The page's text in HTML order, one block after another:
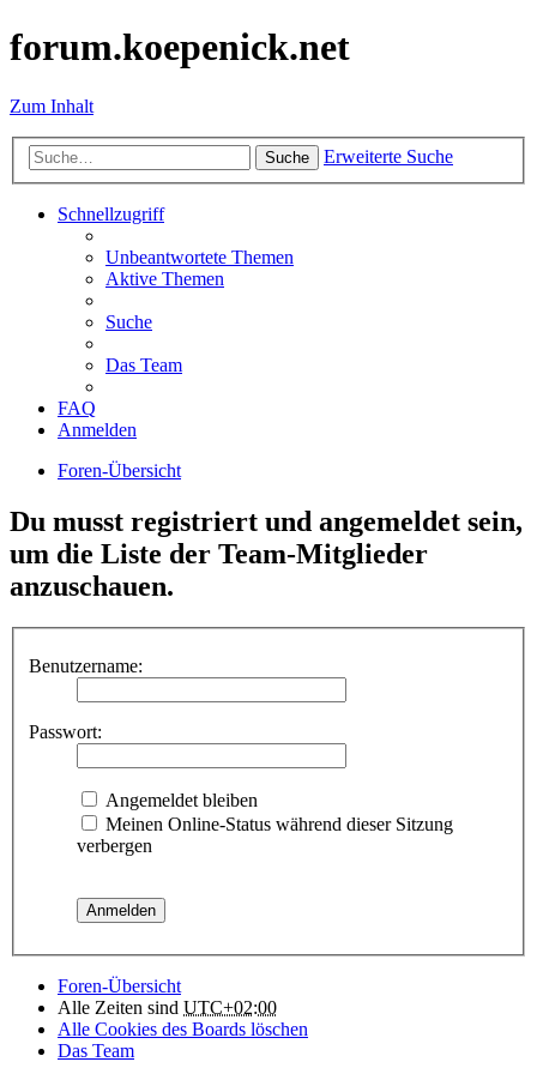
forum.koepenick.net
Zum Inhalt
Suche Erweiterte Suche
Schnellzugriff
Unbeantwortete Themen
Aktive Themen
Suche
Das Team
FAQ
Anmelden
Foren-Übersicht
Du musst registriert und angemeldet sein,
um die Liste der Team-Mitglieder
anzuschauen.
Benutzername:
Passwort:
Angemeldet bleiben
Meinen Online-Status während dieser Sitzung
verbergen
Foren-Übersicht
Alle Zeiten sind UTC+02:00
Alle Cookies des Boards löschen
Das Team